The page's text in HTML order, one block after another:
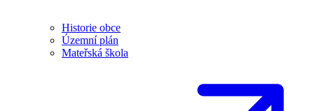
Historie obce
Územní plán
Mateřská škola